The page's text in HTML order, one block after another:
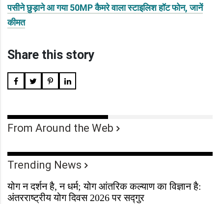
पसीने छुड़ाने आ गया 50MP कैमरे वाला स्टाइलिश हॉट फोन, जानें
कीमत
Share this story
From Around the Web
Trending News
योग न दर्शन है, न धर्म; योग आंतरिक कल्याण का विज्ञान है:
अंतरराष्ट्रीय योग दिवस 2026 पर सद्गुर